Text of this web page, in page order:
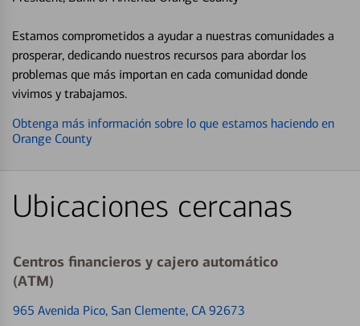
Estamos comprometidos a ayudar a nuestras comunidades a
prosperar, dedicando nuestros recursos para abordar los
problemas que más importan en cada comunidad donde
vivimos y trabajamos.
Obtenga más información sobre lo que estamos haciendo en
Orange County
Ubicaciones cercanas
Centros financieros y cajero automático
(ATM)
965 Avenida Pico, San Clemente, CA 92673